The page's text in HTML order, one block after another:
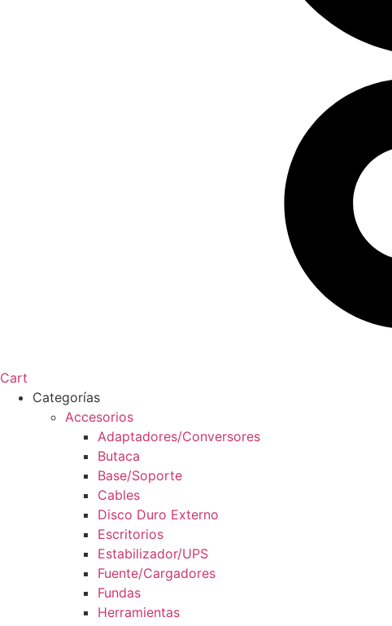
Cart
Categorías
Accesorios
Adaptadores/Conversores
Butaca
Base/Soporte
Cables
Disco Duro Externo
Escritorios
Estabilizador/UPS
Fuente/Cargadores
Fundas
Herramientas